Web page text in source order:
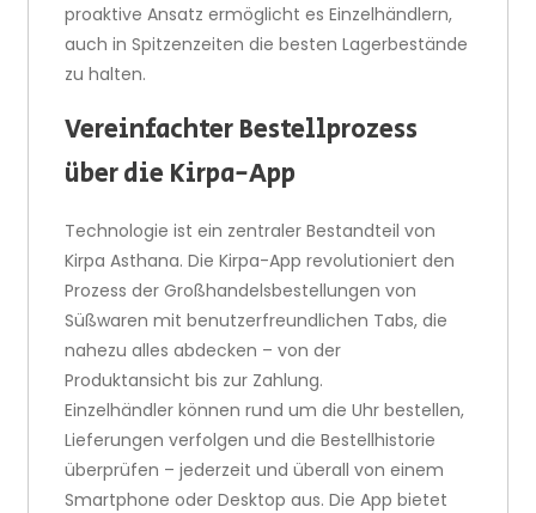
proaktive Ansatz ermöglicht es Einzelhändlern,
auch in Spitzenzeiten die besten Lagerbestände
zu halten.
Vereinfachter Bestellprozess
über die Kirpa-App
Technologie ist ein zentraler Bestandteil von
Kirpa Asthana. Die Kirpa-App revolutioniert den
Prozess der Großhandelsbestellungen von
Süßwaren mit benutzerfreundlichen Tabs, die
nahezu alles abdecken – von der
Produktansicht bis zur Zahlung.
Einzelhändler können rund um die Uhr bestellen,
Lieferungen verfolgen und die Bestellhistorie
überprüfen – jederzeit und überall von einem
Smartphone oder Desktop aus. Die App bietet